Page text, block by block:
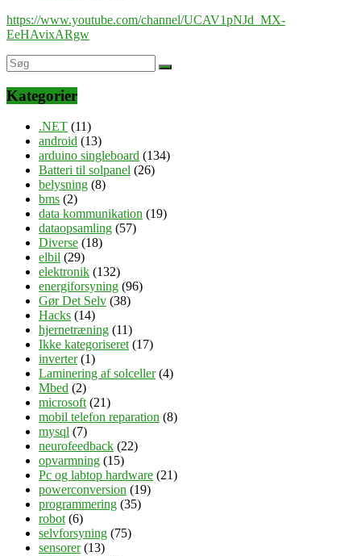
https://www.youtube.com/channel/UCAV1pNJd_MX-
EeHAvixARgw
Kategorier
.NET (11)
android (13)
arduino singleboard (134)
Batteri til solpanel (26)
belysning (8)
bms (2)
data kommunikation (19)
dataopsamling (57)
Diverse (18)
elbil (29)
elektronik (132)
energiforsyning (96)
Gør Det Selv (38)
Hacks (14)
hjernetræning (11)
Ikke kategoriseret (17)
inverter(1)
Laminering af solceller(4)
Mbed (2)
microsoft (21)
mobil telefon reparation (8)
mysql (7)
neurofeedback (22)
opvarmning (15)
Pc og labtop hardware (21)
powerconversion (19)
programmering (35)
robot (6)
selvforsyning (75)
sensorer(13)